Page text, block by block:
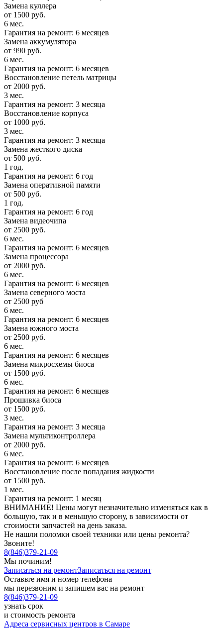
Замена куллера
от 1500 руб.
6 мес.
Гарантия на ремонт: 6 месяцев
Замена аккумулятора
от 990 руб.
6 мес.
Гарантия на ремонт: 6 месяцев
Восстановление петель матрицы
от 2000 руб.
3 мес.
Гарантия на ремонт: 3 месяца
Восстановление корпуса
от 1000 руб.
3 мес.
Гарантия на ремонт: 3 месяца
Замена жесткого диска
от 500 руб.
1 год.
Гарантия на ремонт: 6 год
Замена оперативной памяти
от 500 руб.
1 год.
Гарантия на ремонт: 6 год
Замена видеочипа
от 2500 руб.
6 мес.
Гарантия на ремонт: 6 месяцев
Замена процессора
от 2000 руб.
6 мес.
Гарантия на ремонт: 6 месяцев
Замена северного моста
от 2500 руб
6 мес.
Гарантия на ремонт: 6 месяцев
Замена южного моста
от 2500 руб.
6 мес.
Гарантия на ремонт: 6 месяцев
Замена микросхемы биоса
от 1500 руб.
6 мес.
Гарантия на ремонт: 6 месяцев
Прошивка биоса
от 1500 руб.
3 мес.
Гарантия на ремонт: 3 месяца
Замена мультиконтроллера
от 2000 руб.
6 мес.
Гарантия на ремонт: 6 месяцев
Восстановление после попадания жидкости
от 1500 руб.
1 мес.
Гарантия на ремонт: 1 месяц
ВНИМАНИЕ! Цены могут незначительно изменяться как в
большую, так и в меньшую сторону, в зависимости от
стоимости запчастей на день заказа.
Не нашли поломки своей техники или цены ремонта?
Звоните!
8(846)379-21-09
Мы починим!
Записаться на ремонтЗаписаться на ремонт
Оставьте имя и номер телефона
мы перезвоним и запишем вас на ремонт
8(846)379-21-09
узнать срок
и стоимость ремонта
Адреса сервисных центров в Самаре